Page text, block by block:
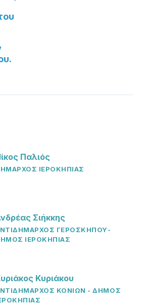
Παλιός
ΙΕΡΟΚΗΠΙΑΣ
Σιήκκης
ΓΕΡΟΣΚΗΠΟΥ-
ΙΕΡΟΚΗΠΙΑΣ
Κυριάκου
ΚΟΝΙΩΝ - ΔΗΜΟΣ